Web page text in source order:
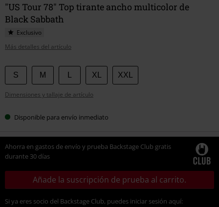
"US Tour 78" Top tirante ancho multicolor de
Black Sabbath
Exclusivo
Más detalles del artículo
Elige
tu
talla
S M XL XXL
Dimensiones y tallaje de artículo
Disponible para envío inmediato
Ahorra en gastos de envío y prueba Backstage Club gratis
durante 30 días
Añade la suscripción de prueba al carrito.
Si ya eres socio del Backstage Club, puedes iniciar sesión aquí: